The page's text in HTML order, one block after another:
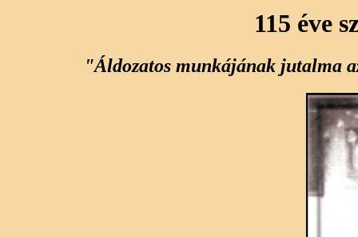
115 éve
"Áldozatos munkájának jutalma